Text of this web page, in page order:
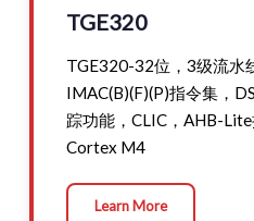
TGE320
TGE320-32位，3级流水
IMAC(B)(F)(P)指令集，
踪功能，CLIC，AHB-
Cortex M4
Learn More